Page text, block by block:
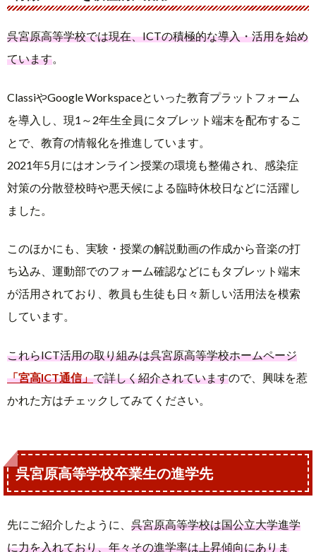
呉宮原高等学校では現在、ICTの積極的な導入・活用を始め
ています。
ClassiやGoogle Workspaceといった教育プラットフォーム
を導入し、現1～2年生全員にタブレット端末を配布するこ
とで、教育の情報化を推進しています。
2021年5月にはオンライン授業の環境も整備され、感染症
対策の分散登校時や悪天候による臨時休校日などに活躍し
ました。
このほかにも、実験・授業の解説動画の作成から音楽の打
ち込み、運動部でのフォーム確認などにもタブレット端末
が活用されており、教員も生徒も日々新しい活用法を模索
しています。
これらICT活用の取り組みは呉宮原高等学校ホームページ
「宮高ICT通信」で詳しく紹介されていますので、興味を惹
かれた方はチェックしてみてください。
呉宮原高等学校卒業生の進学先
先にご紹介したように、 呉宮原高等学校は国公立大学進学
に力を入れており、年々その進学率は上昇傾向にありま